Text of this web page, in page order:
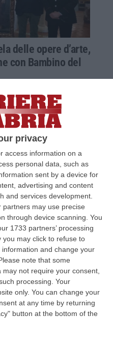
privacy
access information on a
personal data, such as
sent by a device for
advertising and content
and services development.
may use precise
through device scanning. You
1733 partners’ processing
you may click to refuse to
and change your
note that some
not require your consent,
processing. Your
only. You can change your
at any time by returning
button at the bottom of the
delle opere d’arte,
con Bambino del
Patrimonio
rinvenuto a
privata la tela
argento trafugata
di Mileto nel
carabinieri di